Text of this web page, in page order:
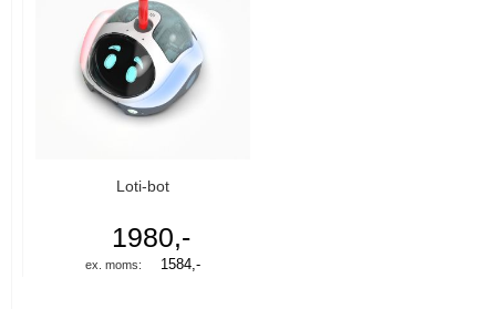
Loti-bot
1980,-
1584,-